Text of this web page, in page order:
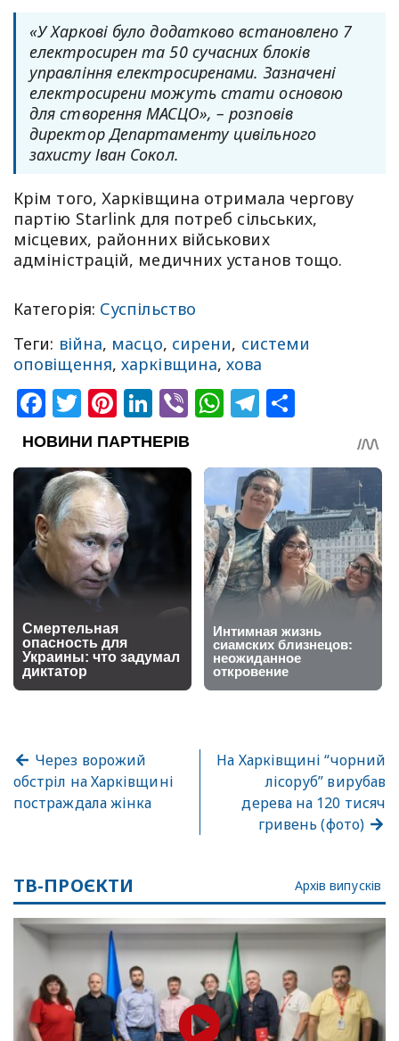
«У Харкові було додатково встановлено 7
електросирен та 50 сучасних блоків
управління електросиренами. Зазначені
електросирени можуть стати основою
для створення МАСЦО», – розповів
директор Департаменту цивільного
захисту Іван Сокол.
Крім того, Харківщина отримала чергову
партію Starlink для потреб сільських,
місцевих, районних військових
адміністрацій, медичних установ тощо.
Категорія: Суспільство
Теги: війна, масцо, сирени, системи
оповіщення,харківщина,хова
Facebook
Twitter
Pinterest
LinkedIn
ViberWhatsApp
Telegram
Через ворожий
обстріл на Харківщині
постраждала жінка
На Харківщині “чорний
лісоруб” вирубав
дерева на 120 тисяч
гривень (фото)
ТВ-ПРОЄКТИ Архів випусків